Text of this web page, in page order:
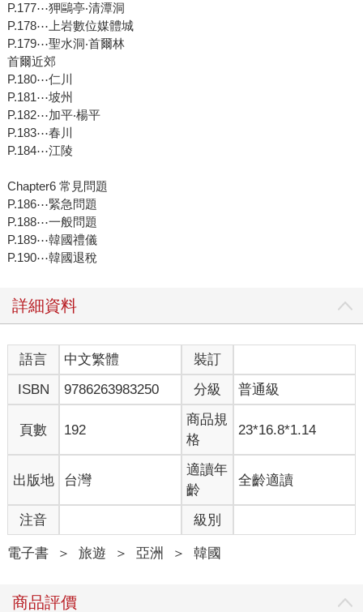
P.177⋯狎鷗亭‧清潭洞
P.178⋯上岩數位媒體城
P.179⋯聖水洞‧首爾林
首爾近郊
P.180⋯仁川
P.181⋯坡州
P.182⋯加平‧楊平
P.183⋯春川
P.184⋯江陵
Chapter6 常見問題
P.186⋯緊急問題
P.188⋯一般問題
P.189⋯韓國禮儀
P.190⋯韓國退稅
詳細資料
語言 中文繁體
裝訂
ISBN
9786263983250 分級 普通級
頁數 192
商品規
格
23*16.8*1.14
出版地 台灣
適讀年
齡
全齡適讀
注音 級別
電子書 ＞ 旅遊 ＞ 亞洲 ＞ 韓國
商品評價